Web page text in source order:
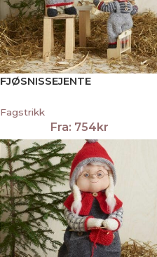
FJØSNISSEJENTE
Fagstrikk
Fra: 754kr